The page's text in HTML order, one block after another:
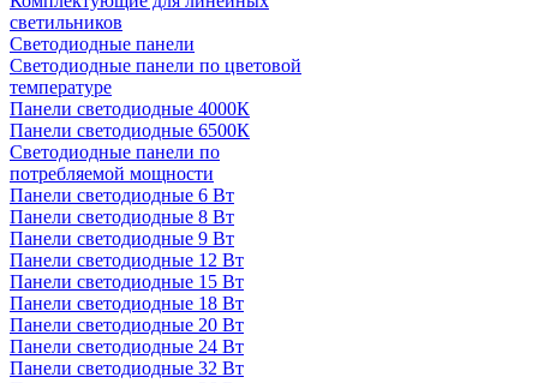
светильников
Светодиодные панели
Светодиодные панели по цветовой
температуре
Панели светодиодные 4000К
Панели светодиодные 6500К
Светодиодные панели по
потребляемой мощности
Панели светодиодные 6 Вт
Панели светодиодные 8 Вт
Панели светодиодные 9 Вт
Панели светодиодные 12 Вт
Панели светодиодные 15 Вт
Панели светодиодные 18 Вт
Панели светодиодные 20 Вт
Панели светодиодные 24 Вт
Панели светодиодные 32 Вт